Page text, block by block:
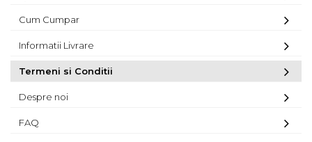
Cum Cumpar
Informatii Livrare
Termeni si Conditii
Despre noi
FAQ